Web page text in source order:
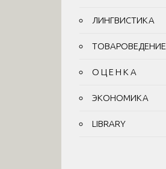
ЛИНГВИСТИКА
ТОВАРОВЕДЕНИЕ
О Ц Е Н К А
ЭКОНОМИКА
LIBRARY